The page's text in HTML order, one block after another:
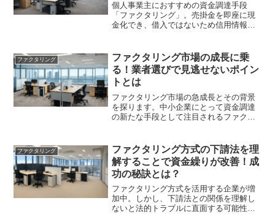
個人事業主におすすめの資金調達手段
「ファクタリング」。売掛金を即座に現
金化でき、借入ではないため信用情報へ
す。オプションを比較し、最適な方法を
見つけましょう。
ファクタリング
ファクタリング市場の成長に乗
る！業者選びで見逃せないポイン
トとは
ファクタリング市場の急成長とその背景
を探ります。中小企業にとって資金調達
の新たな手段として注目されるファクタ
います。
ファクタリング
ファクタリング方式の下請法を理
解することで資金繰りが改善！成
功の秘訣とは？
ファクタリング方式を活用する企業が増
加中。しかし、下請法との関係を理解し
ないと法的トラブルに直面する可能性が